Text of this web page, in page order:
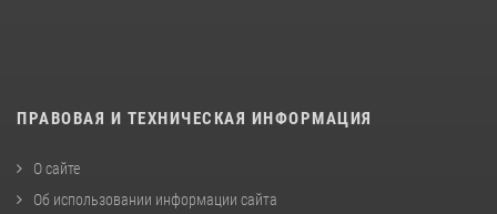
ПРАВОВАЯ И ТЕХНИЧЕСКАЯ ИНФОРМАЦИЯ
О сайте
Об использовании информации сайта